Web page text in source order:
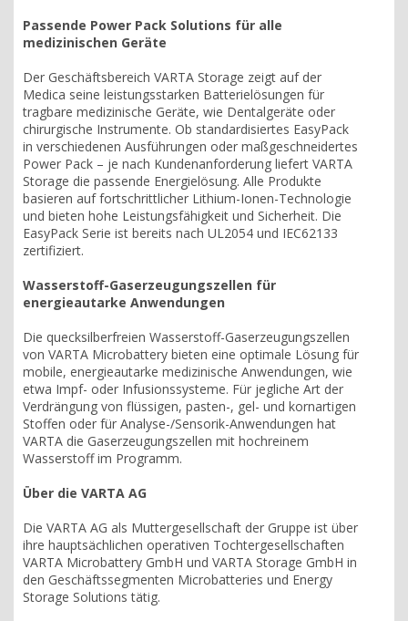
Passende Power Pack Solutions für alle
medizinischen Geräte
Der Geschäftsbereich VARTA Storage zeigt auf der
Medica seine leistungsstarken Batterielösungen für
tragbare medizinische Geräte, wie Dentalgeräte oder
chirurgische Instrumente. Ob standardisiertes EasyPack
in verschiedenen Ausführungen oder maßgeschneidertes
Power Pack – je nach Kundenanforderung liefert VARTA
Storage die passende Energielösung. Alle Produkte
basieren auf fortschrittlicher Lithium-Ionen-Technologie
und bieten hohe Leistungsfähigkeit und Sicherheit. Die
EasyPack Serie ist bereits nach UL2054 und IEC62133
zertifiziert.
Wasserstoff-Gaserzeugungszellen für
energieautarke Anwendungen
Die quecksilberfreien Wasserstoff-Gaserzeugungszellen
von VARTA Microbattery bieten eine optimale Lösung für
mobile, energieautarke medizinische Anwendungen, wie
etwa Impf- oder Infusionssysteme. Für jegliche Art der
Verdrängung von flüssigen, pasten-, gel- und kornartigen
Stoffen oder für Analyse-/Sensorik-Anwendungen hat
VARTA die Gaserzeugungszellen mit hochreinem
Wasserstoff im Programm.
Über die VARTA AG
Die VARTA AG als Muttergesellschaft der Gruppe ist über
ihre hauptsächlichen operativen Tochtergesellschaften
VARTA Microbattery GmbH und VARTA Storage GmbH in
den Geschäftssegmenten Microbatteries und Energy
Storage Solutions tätig.